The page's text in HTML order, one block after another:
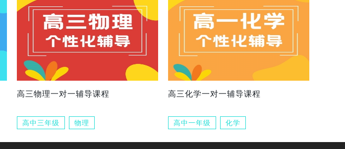
高三物理一对一辅导课程
高中三年级 物理
高三化学一对一辅导课程
高中一年级 化学